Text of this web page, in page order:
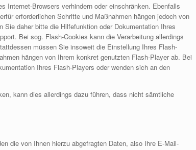
Internet-Browsers verhindern oder einschränken. Ebenfalls
erforderlichen Schritte und Maßnahmen hängen jedoch von
daher bitte die Hilfefunktion oder Dokumentation Ihres
Bei sog. Flash-Cookies kann die Verarbeitung allerdings
müssen Sie insoweit die Einstellung Ihres Flash-
hängen von Ihrem konkret genutzten Flash-Player ab. Bei
Ihres Flash-Players oder wenden sich an den
kann dies allerdings dazu führen, dass nicht sämtliche
die von Ihnen hierzu abgefragten Daten, also Ihre E-Mail-